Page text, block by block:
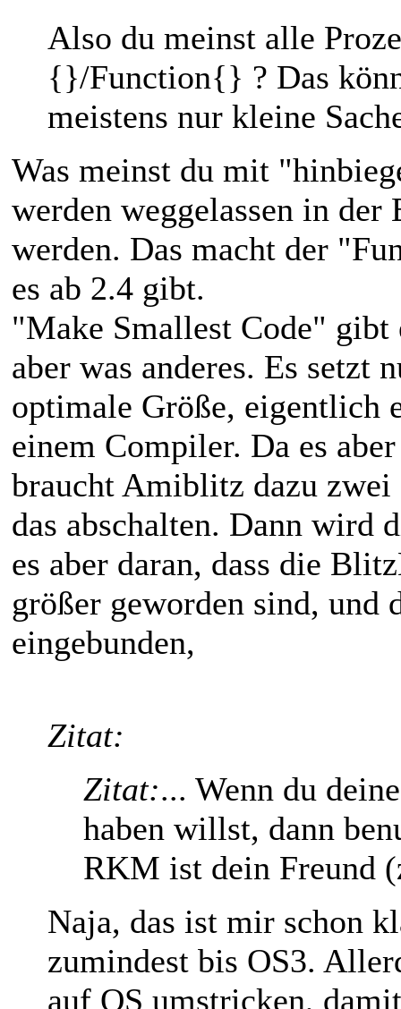
Also du meinst alle
{}/Function{} ? Das
meistens nur kleine
Was meinst du mit
werden weggelassen in
werden. Das macht der
es ab 2.4 gibt.
"Make Smallest Code"
aber was anderes. Es setzt
optimale Größe, eigentlich
einem Compiler. Da es
braucht Amiblitz dazu zwei
das abschalten. Dann wird
es aber daran, dass die
größer geworden sind,
eingebunden,
Zitat:
Zitat:... Wenn du
haben willst, dann
RKM ist dein Freund
Naja, das ist mir schon
zumindest bis OS3.
auf OS umstricken,